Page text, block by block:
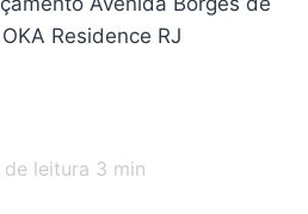
Residence RJ
de leitura 3 min